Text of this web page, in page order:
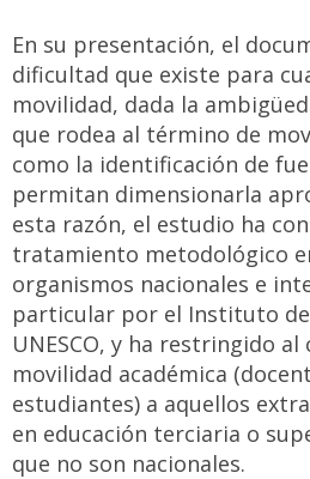
En su presentación, el
dificultad que existe para
movilidad, dada la
que rodea al término de
como la identificación de
permitan dimensionarla
esta razón, el estudio ha
tratamiento metodológico
organismos nacionales e
particular por el Instituto
UNESCO, y ha restringido
movilidad académica
estudiantes) a aquellos
en educación terciaria o
que no son nacionales.